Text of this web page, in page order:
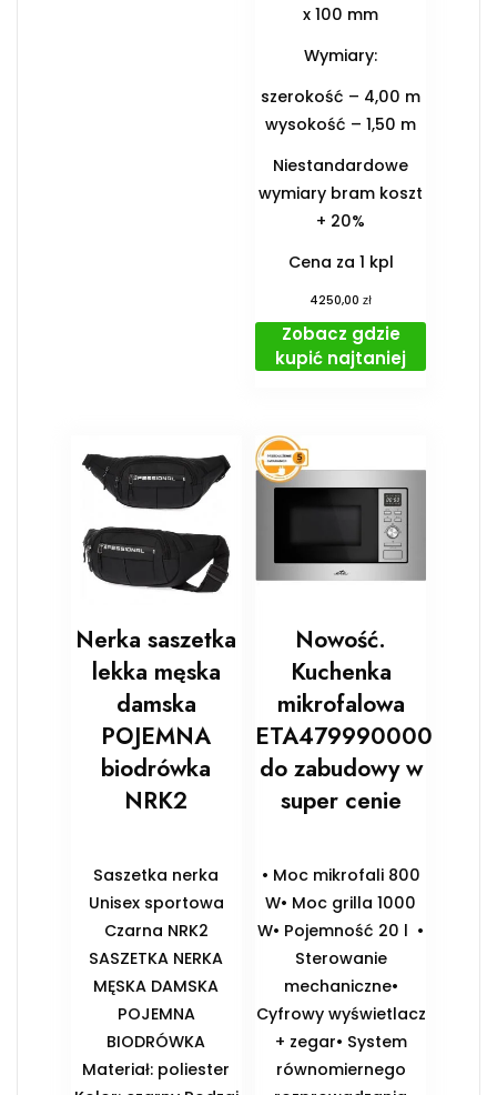
x 100 mm
Wymiary:
szerokość – 4,00 m
wysokość – 1,50 m
Niestandardowe
wymiary bram koszt
+ 20%
Cena za 1 kpl
4250,00zł
Zobacz gdzie
kupić najtaniej
Nerka saszetka
lekka męska
damska
POJEMNA
biodrówka
NRK2
Saszetka nerka
Unisex sportowa
Czarna NRK2
SASZETKA NERKA
MĘSKA DAMSKA
POJEMNA
BIODRÓWKA
Materiał: poliester
Nowość.
Kuchenka
mikrofalowa
ETA479990000
do zabudowy w
super cenie
• Moc mikrofali 800
W• Moc grilla 1000
W• Pojemność 20 l •
Sterowanie
mechaniczne•
Cyfrowy wyświetlacz
+ zegar• System
równomiernego